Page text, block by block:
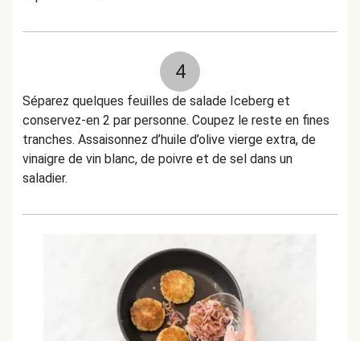
4
Séparez quelques feuilles de salade Iceberg et
conservez-en 2 par personne. Coupez le reste en fines
tranches. Assaisonnez d’huile d’olive vierge extra, de
vinaigre de vin blanc, de poivre et de sel dans un
saladier.